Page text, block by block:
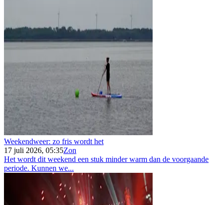
Weekendweer: zo fris wordt het
17 juli 2026, 05:35Zon
Het wordt dit weekend een stuk minder warm dan de voorgaande
periode. Kunnen we...